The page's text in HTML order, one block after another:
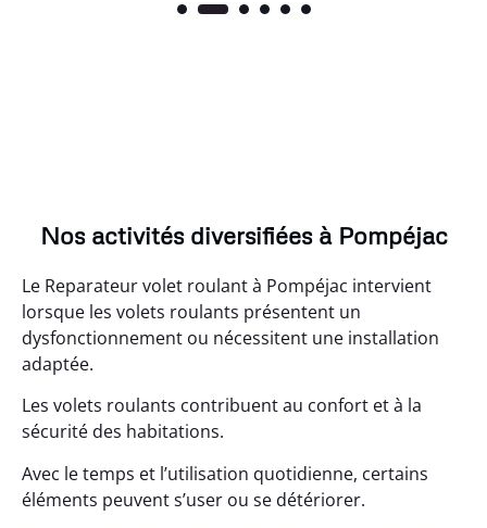
Nos activités diversifiées à Pompéjac
Le Reparateur volet roulant à Pompéjac intervient
lorsque les volets roulants présentent un
dysfonctionnement ou nécessitent une installation
adaptée.
Les volets roulants contribuent au confort et à la
sécurité des habitations.
Avec le temps et l’utilisation quotidienne, certains
éléments peuvent s’user ou se détériorer.